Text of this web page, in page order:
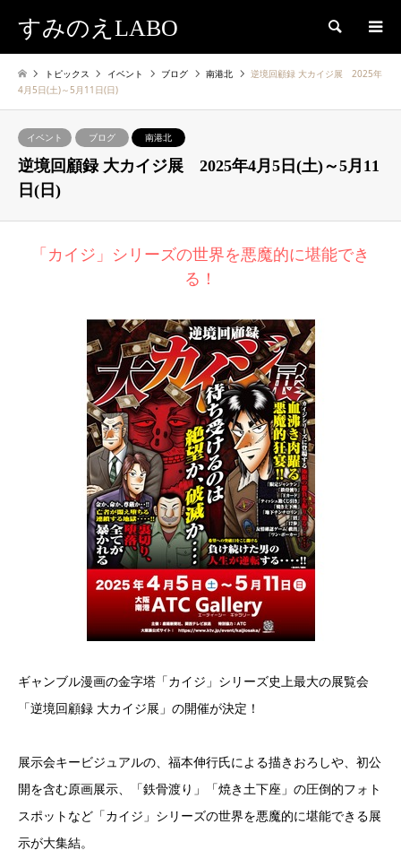
すみのえLABO 検索
トピックス イベント ブログ 南港北
逆境回顧録 大カイジ展 2025年
4月5日(土)～5月11日(日)
イベント ブログ 南港北
逆境回顧録 大カイジ展 2025年4月5日(土)～5月11
日(日)
「カイジ」シリーズの世界を悪魔的に堪能でき
る！
ギャンブル漫画の金字塔「カイジ」シリーズ史上最大の展覧会
「逆境回顧録 大カイジ展」の開催が決定！
展示会キービジュアルの、福本伸行氏による描きおろしや、初公
開を含む原画展示、「鉄骨渡り」「焼き土下座」の圧倒的フォト
スポットなど「カイジ」シリーズの世界を悪魔的に堪能できる展
示が大集結。